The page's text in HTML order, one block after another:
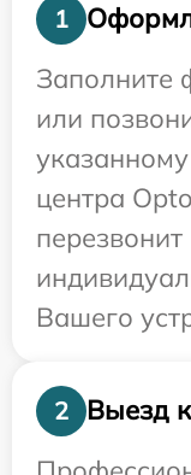
1
Заполните
или
центра
Вашего
2
Выезд